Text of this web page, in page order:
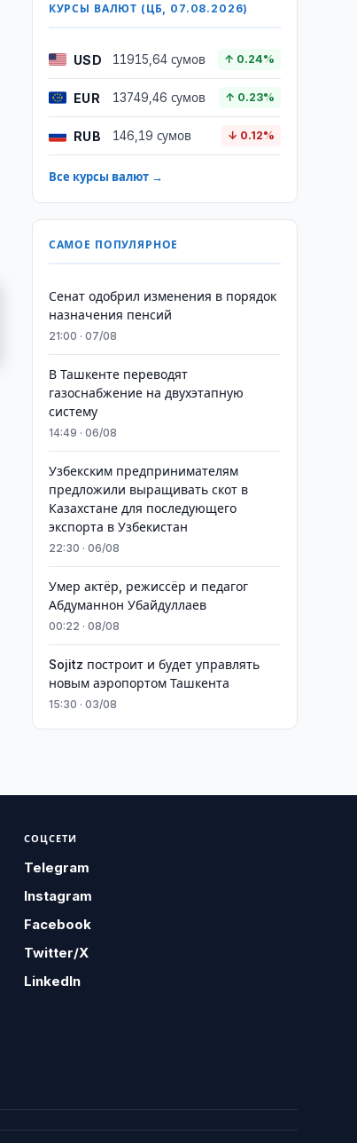
КУРСЫ ВАЛЮТ (ЦБ, 07.08.2026)
USD 11915,64 сумов ↑ 0.24%
EUR 13749,46 сумов ↑ 0.23%
RUB 146,19 сумов ↓ 0.12%
Все курсы валют →
САМОЕ ПОПУЛЯРНОЕ
Сенат одобрил изменения в порядок
назначения пенсий
21:00 · 07/08
В Ташкенте переводят
газоснабжение на двухэтапную
систему
14:49 · 06/08
Узбекским предпринимателям
предложили выращивать скот в
Казахстане для последующего
экспорта в Узбекистан
22:30 · 06/08
Умер актёр, режиссёр и педагог
Абдуманнон Убайдуллаев
00:22 · 08/08
Sojitz построит и будет управлять
новым аэропортом Ташкента
15:30 · 03/08
СОЦСЕТИ
Telegram
Instagram
Facebook
Twitter/X
LinkedIn